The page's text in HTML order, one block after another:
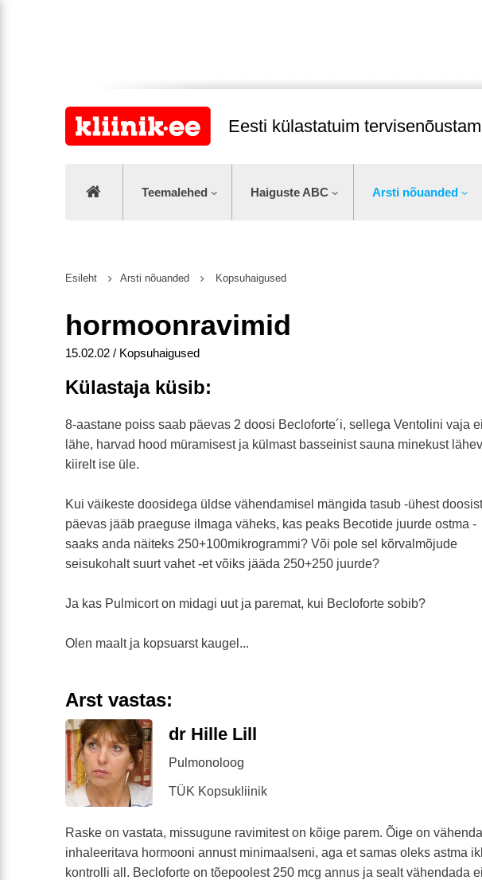
Eesti külastatuim
Teemalehed Haiguste ABC Arsti nõuanded
Esileht Arsti nõuanded Kopsuhaigused
hormoonravimid
15.02.02 / Kopsuhaigused
Külastaja küsib:
8-aastane poiss saab päevas 2 doosi Becloforte´i, sellega Ventolini vaja ei
lähe, harvad hood müramisest ja külmast basseinist sauna minekust
kiirelt ise üle.
Kui väikeste doosidega üldse vähendamisel mängida tasub -ühest doosist
päevas jääb praeguse ilmaga väheks, kas peaks Becotide juurde ostma -
saaks anda näiteks 250+100mikrogrammi? Või pole sel kõrvalmõjude
seisukohalt suurt vahet -et võiks jääda 250+250 juurde?
Ja kas Pulmicort on midagi uut ja paremat, kui Becloforte sobib?
Olen maalt ja kopsuarst kaugel...
Arst vastas:
dr Hille Lill
Pulmonoloog
TÜK Kopsukliinik
Raske on vastata, missugune ravimitest on kõige parem. Õige on
inhaleeritava hormooni annust minimaalseni, aga et samas oleks astma
kontrolli all. Becloforte on tõepoolest 250 mcg annus ja sealt vähendada ei